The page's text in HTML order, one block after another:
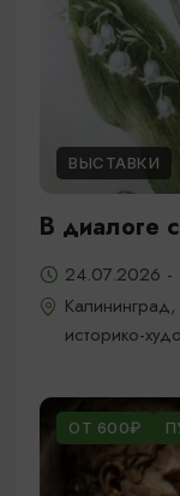
ВЫСТАВКИ
В диалоге
24.07.2026
историко-
ОТ 600₽